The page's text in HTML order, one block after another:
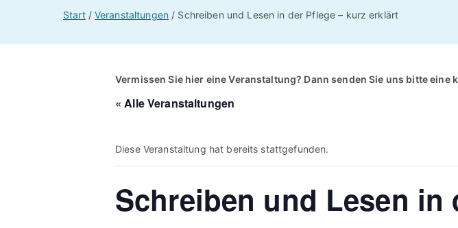
Start Veranstaltungen Schreiben und Lesen in der Pflege – kurz erklärt
Vermissen Sie hier eine Veranstaltung? Dann senden Sie uns bitte eine
« Alle Veranstaltungen
Diese Veranstaltung hat bereits stattgefunden.
Schreiben und Lesen in